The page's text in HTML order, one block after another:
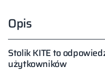
Opis
Stolik KITE to
użytkowników